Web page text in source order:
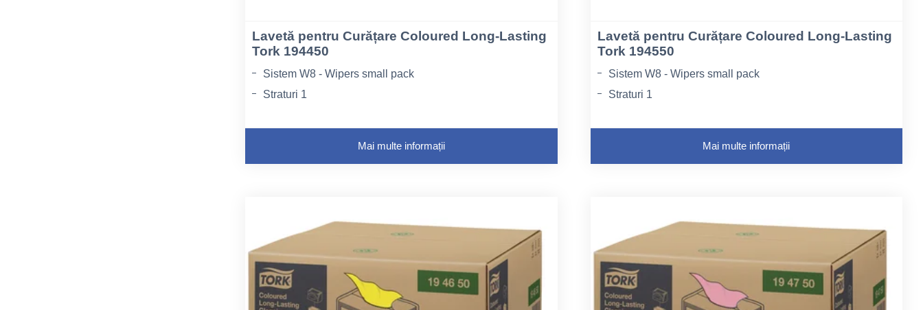
Lavetă pentru Curățare Coloured Long-Lasting
Tork 194450
Sistem W8 - Wipers small pack
Straturi 1
Mai multe informații
Lavetă pentru Curățare Coloured Long-Lasting
Tork 194550
Sistem W8 - Wipers small pack
Straturi 1
Mai multe informații